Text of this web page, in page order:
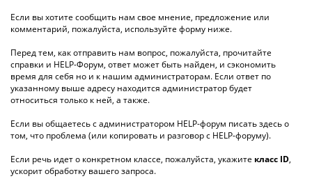
Если вы хотите сообщить нам свое мнение, предложение или
комментарий, пожалуйста, используйте форму ниже.
Перед тем, как отправить нам вопрос, пожалуйста, прочитайте
справки и HELP-Форум, ответ может быть найден, и сэкономить
время для себя но и к нашим администраторам. Если ответ по
указанному выше адресу находится администратор будет
относиться только к ней, а также.
Если вы общаетесь с администратором HELP-форум писать здесь о
том, что проблема (или копировать и разговор с HELP-форуму).
Если речь идет о конкретном классе, пожалуйста, укажите класс ID,
ускорит обработку вашего запроса.